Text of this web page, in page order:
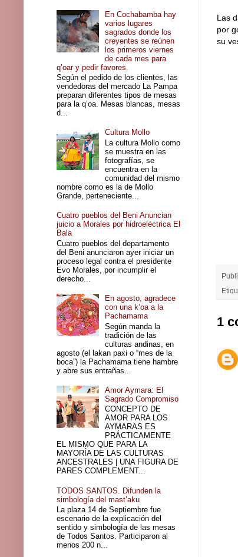
Las
por
su
1
En Cochabamba hay
varios lugares
sagrados donde los
creyentes se reúnen
los primeros viernes
de cada mes para
q’oar y pedir favores.
Según el pedido de los clientes, las
vendedoras del mercado La Pampa
preparan diferentes tipos de mesas
para la q’oa. Mesas blancas, mesas
d...
Cultura Mollo
La cultura Mollo como
se muestra en las
fotografías, se
encuentra en la
comunidad del mismo
nombre como es la de Mollo
Grande, perteneciente...
Cuatro pueblos del Beni Anuncian
juicio a Morales por hidroeléctrica El
Bala
Cuatro pueblos del departamento
del Beni anunciaron ayer iniciar un
proceso legal contra el presidente
Evo Morales, por incumplir el
derecho...
En agosto, agradece
con una k’oa a la
Pachamama
Según manda la
tradición de las
culturas andinas, en
agosto (el lakan paxi o “mes de la
boca”) la Pachamama tiene hambre
y abre sus entrañas...
Amor Aymara: El
Sagrado Compromiso
CONCEPTO DE
AMOR PARA LOS
AYMARAS ES
PRÁCTICAMENTE
EL MISMO QUE PARA LA
MAYORÍA DE LAS CULTURAS
ANCESTRALES | UNA FIGURA DE
PARES COMPLEMENT...
TODOS SANTOS. Difunden la
simbología del mast’aku
La plaza 14 de Septiembre fue
escenario de la explicación del
sentido y simbología de las mesas
de Todos Santos. Participaron al
menos 200 n...